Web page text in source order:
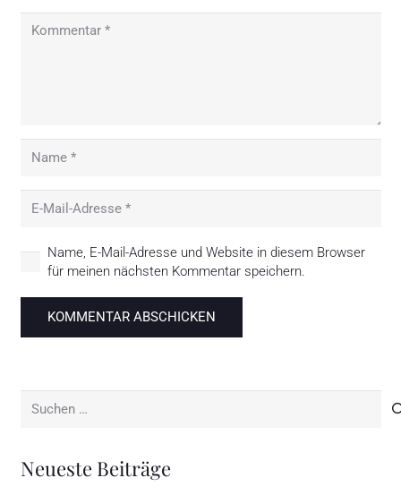
Name, E-Mail-Adresse und Website in diesem Browser
für meinen nächsten Kommentar speichern.
KOMMENTAR ABSCHICKEN
Suchen
Neueste Beiträge